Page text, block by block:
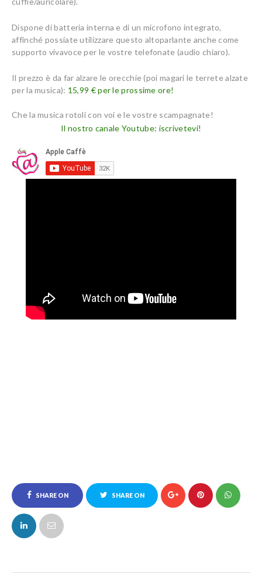
Dispone di batteria interna e di un microfono integrato,
affinché possiate utilizzare questo altoparlante anche come
supporto vivavoce per le vostre telefonate (audio chiaro).
Il prezzo è da far alzare le orecchie (poi magari le terrete alzate
per la musica): 15,99 € per le prossime ore!
Che la musica rotoli con voi e le vostre scampagnate!
Il nostro canale Youtube: iscrivetevi!
SHARE ON
FACEBOOK
SHARE ON